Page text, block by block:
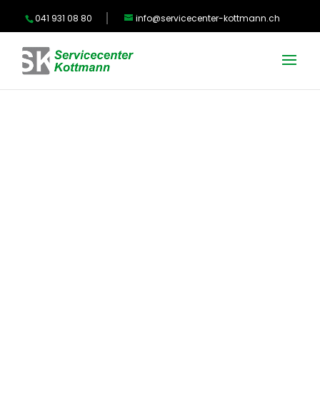
041 931 08 80 info@servicecenter-kottmann.ch